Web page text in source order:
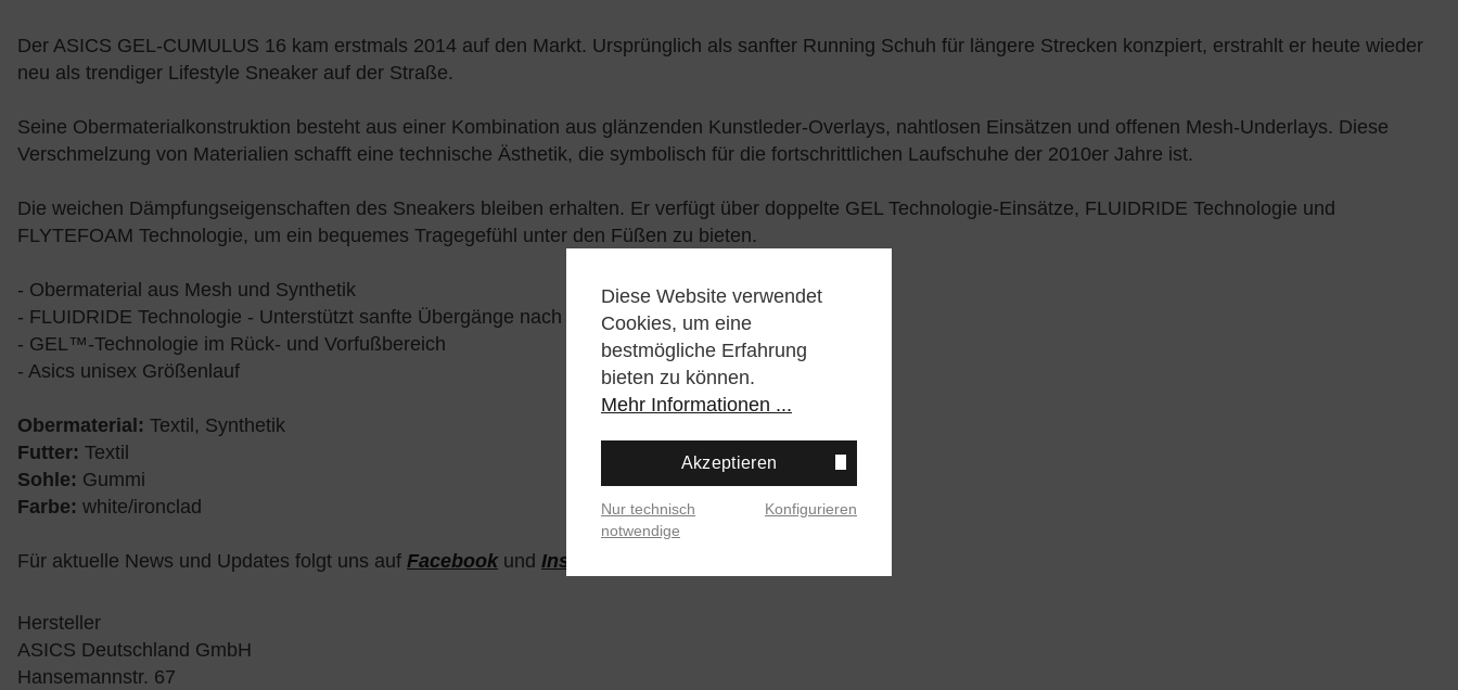
Der ASICS GEL-CUMULUS 16 kam erstmals 2014 auf den Markt. Ursprünglich als sanfter Running Schuh für längere Strecken konzpiert, erstrahlt er heute wieder
neu als trendiger Lifestyle Sneaker auf der Straße.
Seine Obermaterialkonstruktion besteht aus einer Kombination aus glänzenden Kunstleder-Overlays, nahtlosen Einsätzen und offenen Mesh-Underlays. Diese
Verschmelzung von Materialien schafft eine technische Ästhetik, die symbolisch für die fortschrittlichen Laufschuhe der 2010er Jahre ist.
Die weichen Dämpfungseigenschaften des Sneakers bleiben erhalten. Er verfügt über doppelte GEL Technologie-Einsätze, FLUIDRIDE Technologie und
FLYTEFOAM Technologie, um ein bequemes Tragegefühl unter den Füßen zu bieten.
- Obermaterial aus Mesh und Synthetik
- FLUIDRIDE Technologie - Unterstützt sanfte Übergänge nach vorne
- GEL™-Technologie im Rück- und Vorfußbereich
- Asics unisex Größenlauf
Obermaterial: Textil, Synthetik
Futter: Textil
Sohle: Gummi
Farbe: white/ironclad
Für aktuelle News und Updates folgt uns auf Facebook und Instagram
Hersteller
ASICS Deutschland GmbH
Hansemannstr. 67
Diese Website verwendet
Cookies, um eine
bestmögliche Erfahrung
bieten zu können.
Mehr Informationen ...
Akzeptieren
Nur technisch
notwendige
Konfigurieren